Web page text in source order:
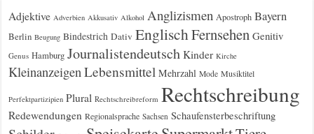
Adjektive Adverbien Akkusativ Alkohol Anglizismen Apostroph Bayern
Berlin Beugung Bindestrich Dativ EnglischFernsehen Genitiv
Genus Hamburg Journalistendeutsch Kinder Kirche
Kleinanzeigen Lebensmittel Mehrzahl Mode Musiktitel
Perfektpartizipien Plural Rechtschreibreform Rechtschreibung
Redewendungen Regionalsprache Sachsen Schaufensterbeschriftung